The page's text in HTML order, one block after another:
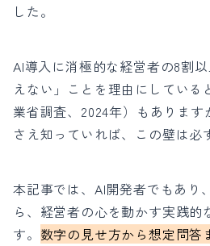
した。
AI導入に消極的な経営者の8割
えない」ことを理由にしている
業省調査、2024年）もありま
さえ知っていれば、この壁は必
本記事では、AI開発者でもあり
ら、経営者の心を動かす実践的
す。 数字の見せ方から想定問答